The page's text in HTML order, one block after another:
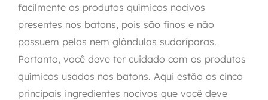
facilmente os produtos químicos nocivos
presentes nos batons, pois são finos e não
possuem pelos nem glândulas sudoríparas.
Portanto, você deve ter cuidado com os produtos
químicos usados nos batons. Aqui estão os cinco
principais ingredientes nocivos que você deve